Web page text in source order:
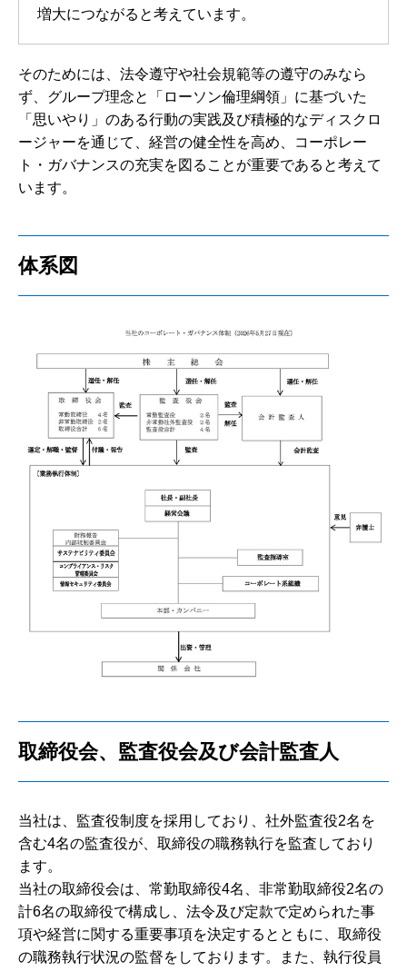
増大につながると考えています。
そのためには、法令遵守や社会規範等の遵守のみなら
ず、グループ理念と「ローソン倫理綱領」に基づいた
「思いやり」のある行動の実践及び積極的なディスクロ
ージャーを通じて、経営の健全性を高め、コーポレー
ト・ガバナンスの充実を図ることが重要であると考えて
います。
体系図
取締役会、監査役会及び会計監査人
当社は、監査役制度を採用しており、社外監査役2名を
含む4名の監査役が、取締役の職務執行を監査しており
ます。
当社の取締役会は、常勤取締役4名、非常勤取締役2名の
計6名の取締役で構成し、法令及び定款で定められた事
項や経営に関する重要事項を決定するとともに、取締役
の職務執行状況の監督をしております。また、執行役員